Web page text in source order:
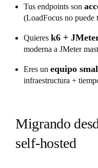
Tus endpoints son
(LoadFocus no puede
Quieres k6 +
moderna a JMeter
Eres un equipo
infraestructura +
Migrando
self-hosted